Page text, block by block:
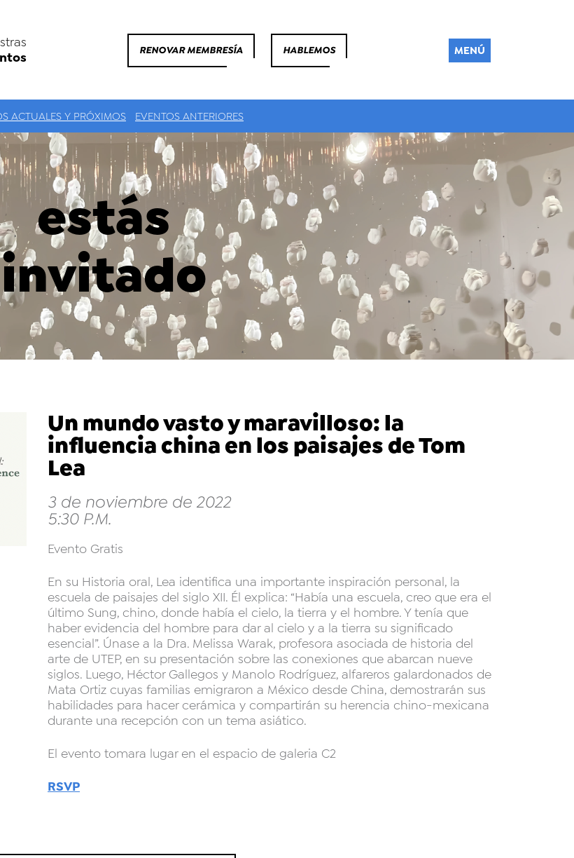
RENOVAR MEMBRESÍA HABLEMOS MENÚ
ACTUALES Y PRÓXIMOS EVENTOS ANTERIORES
estás
invitado
Un mundo vasto y maravilloso: la
influencia china en los paisajes de Tom
Lea
3 de noviembre de 2022
5:30 P.M.
Evento Gratis
En su Historia oral, Lea identifica una importante inspiración personal, la
escuela de paisajes del siglo XII. Él explica: “Había una escuela, creo que era el
último Sung, chino, donde había el cielo, la tierra y el hombre. Y tenía que
haber evidencia del hombre para dar al cielo y a la tierra su significado
esencial”. Únase a la Dra. Melissa Warak, profesora asociada de historia del
arte de UTEP, en su presentación sobre las conexiones que abarcan nueve
siglos. Luego, Héctor Gallegos y Manolo Rodríguez, alfareros galardonados de
Mata Ortiz cuyas familias emigraron a México desde China, demostrarán sus
habilidades para hacer cerámica y compartirán su herencia chino-mexicana
durante una recepción con un tema asiático.
El evento tomara lugar en el espacio de galeria C2
RSVP